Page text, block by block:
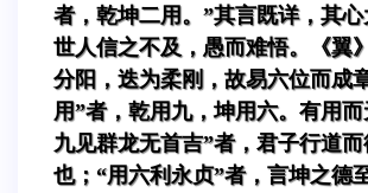
者，乾坤二用。”其言既详，其
世人信之不及，愚而难悟。《翼
分阳，迭为柔刚，故易六位而成
用”者，乾用九，坤用六。有用
九见群龙无首吉”者，君子行道
也；“用六利永贞”者，言坤之德